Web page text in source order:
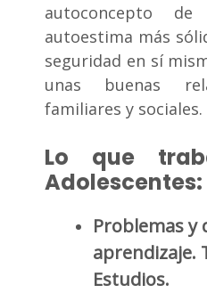
autoconcepto
autoestima más
seguridad en sí
unas buenas
familiares y sociales.
Lo que
Adolescentes:
Problemas y
aprendizaje.
Estudios.